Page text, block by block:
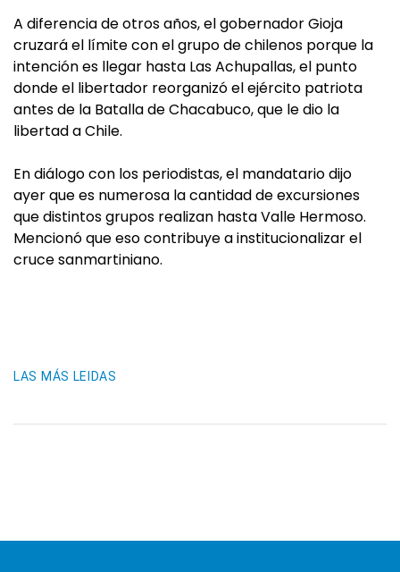
A diferencia de otros años, el gobernador Gioja
cruzará el límite con el grupo de chilenos porque la
intención es llegar hasta Las Achupallas, el punto
donde el libertador reorganizó el ejército patriota
antes de la Batalla de Chacabuco, que le dio la
libertad a Chile.
En diálogo con los periodistas, el mandatario dijo
ayer que es numerosa la cantidad de excursiones
que distintos grupos realizan hasta Valle Hermoso.
Mencionó que eso contribuye a institucionalizar el
cruce sanmartiniano.
LAS MÁS LEIDAS